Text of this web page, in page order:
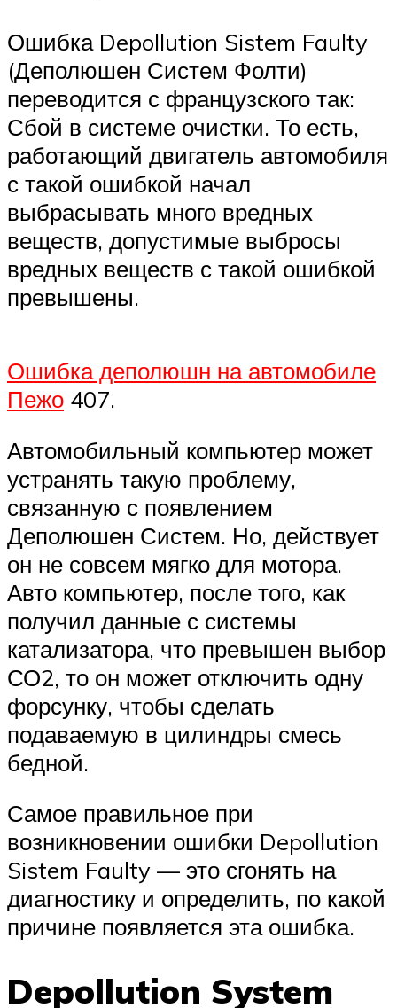
Ошибка Depollution Sistem Faulty
(Деполюшен Систем Фолти)
переводится с французского так:
Сбой в системе очистки. То есть,
работающий двигатель автомобиля
с такой ошибкой начал
выбрасывать много вредных
веществ, допустимые выбросы
вредных веществ с такой ошибкой
превышены.
Ошибка деполюшн на автомобиле
Пежо 407.
Автомобильный компьютер может
устранять такую проблему,
связанную с появлением
Деполюшен Систем. Но, действует
он не совсем мягко для мотора.
Авто компьютер, после того, как
получил данные с системы
катализатора, что превышен выбор
СО2, то он может отключить одну
форсунку, чтобы сделать
подаваемую в цилиндры смесь
бедной.
Самое правильное при
возникновении ошибки Depollution
Sistem Faulty — это сгонять на
диагностику и определить, по какой
причине появляется эта ошибка.
Depollution System